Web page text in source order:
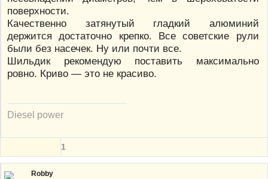
поверхности.
Качественно затянутый гладкий алюминий
держится достаточно крепко. Все советские рули
были без насечек. Ну или почти все.
Шильдик рекомендую поставить максимально
ровно. Криво — это не красиво.
Diesel power
1
Robby